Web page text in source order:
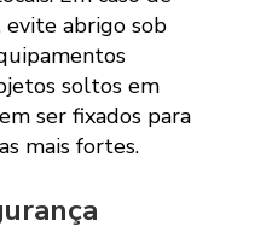
evite abrigo sob
soltos em
ser fixados para
mais fortes.